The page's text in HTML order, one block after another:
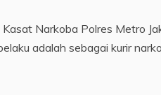
Narkoba Polres Metro
adalah sebagai kurir